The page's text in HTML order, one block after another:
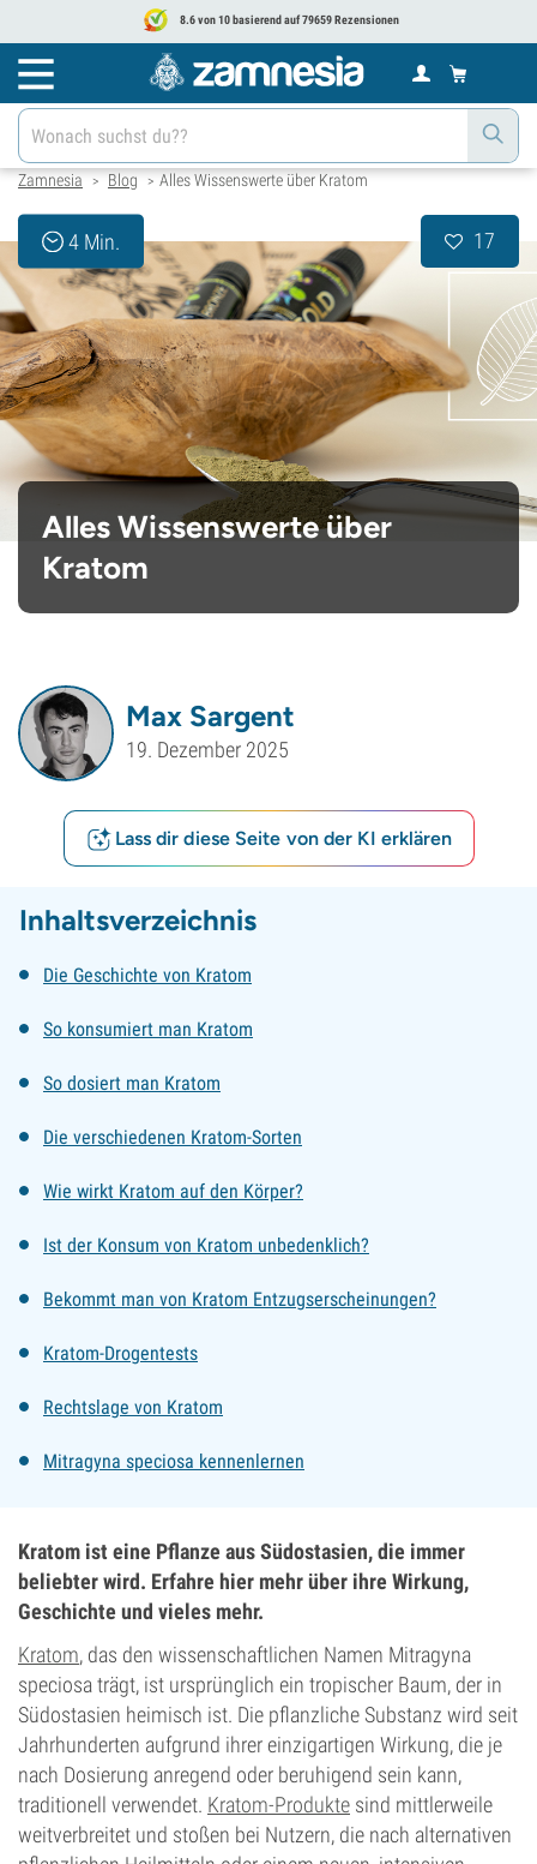
8.6 von 10 basierend auf 79659 Rezensionen
Zamnesia > Blog > Alles Wissenswerte über Kratom
4 Min. 17
Alles Wissenswerte über
Kratom
Max Sargent
19. Dezember 2025
Lass dir diese Seite von der KI erklären
Inhaltsverzeichnis
Die Geschichte von Kratom
So konsumiert man Kratom
So dosiert man Kratom
Die verschiedenen Kratom-Sorten
Wie wirkt Kratom auf den Körper?
Ist der Konsum von Kratom unbedenklich?
Bekommt man von Kratom Entzugserscheinungen?
Kratom-Drogentests
Rechtslage von Kratom
Mitragyna speciosa kennenlernen
Kratom ist eine Pflanze aus Südostasien, die immer
beliebter wird. Erfahre hier mehr über ihre Wirkung,
Geschichte und vieles mehr.
Kratom, das den wissenschaftlichen Namen Mitragyna
speciosa trägt, ist ursprünglich ein tropischer Baum, der in
Südostasien heimisch ist. Die pflanzliche Substanz wird seit
Jahrhunderten aufgrund ihrer einzigartigen Wirkung, die je
nach Dosierung anregend oder beruhigend sein kann,
traditionell verwendet. Kratom-Produkte sind mittlerweile
weitverbreitet und stoßen bei Nutzern, die nach alternativen